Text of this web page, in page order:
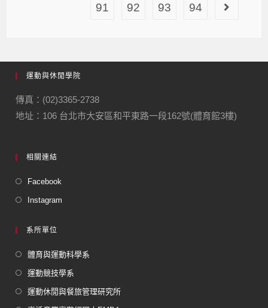
91
92 93 94
運動與休閒學院
傳真：(02)3365-2738
地址：106 台北市大安區和平東路一段162號(體育館3樓)
相關連結
Facebook
Instagram
系所單位
體育與運動科學系
運動競技學系
運動休閒與餐旅管理研究所